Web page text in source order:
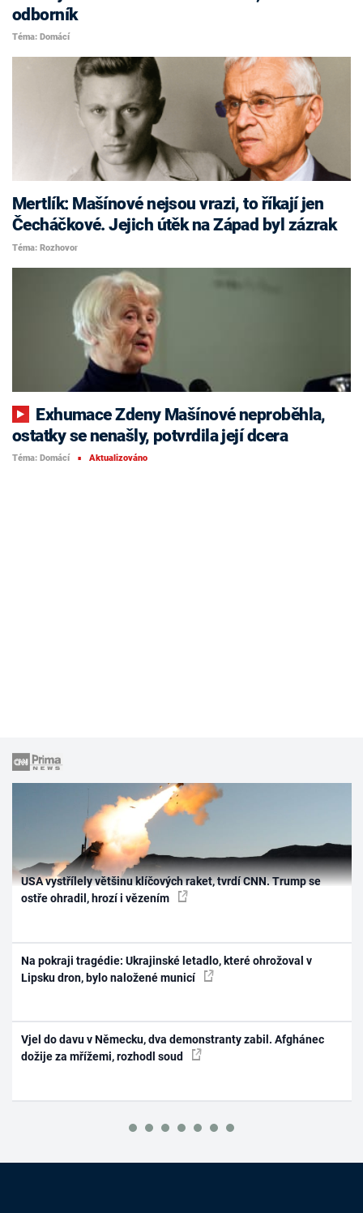
odborník
Téma: Domácí
Mertlík: Mašínové nejsou vrazi, to říkají jen
Čecháčkové. Jejich útěk na Západ byl zázrak
Téma: Rozhovor
ostatky se nenašly, potvrdila její dcera
Téma: Domácí ■ Aktualizováno
USA vystřílely většinu klíčových raket, tvrdí CNN. Trump se
ostře ohradil, hrozí i vězením
Na pokraji tragédie: Ukrajinské letadlo, které ohrožoval v
Lipsku dron, bylo naložené municí
Vjel do davu v Německu, dva demonstranty zabil. Afghánec
dožije za mřížemi, rozhodl soud